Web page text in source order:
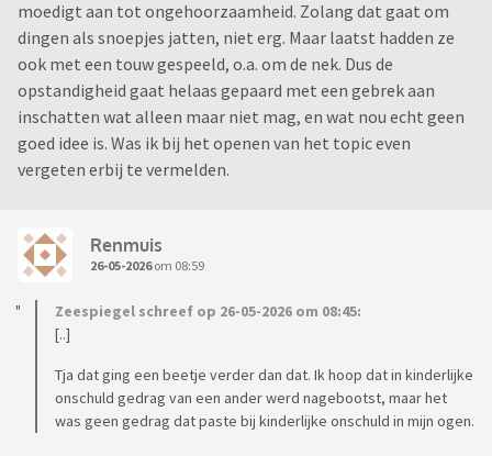
moedigt aan tot ongehoorzaamheid. Zolang dat gaat om
dingen als snoepjes jatten, niet erg. Maar laatst hadden ze
ook met een touw gespeeld, o.a. om de nek. Dus de
opstandigheid gaat helaas gepaard met een gebrek aan
inschatten wat alleen maar niet mag, en wat nou echt geen
goed idee is. Was ik bij het openen van het topic even
vergeten erbij te vermelden.
Renmuis
26-05-2026om 08:59
Zeespiegel schreef op 26-05-2026 om 08:45:
[..]
Tja dat ging een beetje verder dan dat. Ik hoop dat in kinderlijke
onschuld gedrag van een ander werd nagebootst, maar het
was geen gedrag dat paste bij kinderlijke onschuld in mijn ogen.